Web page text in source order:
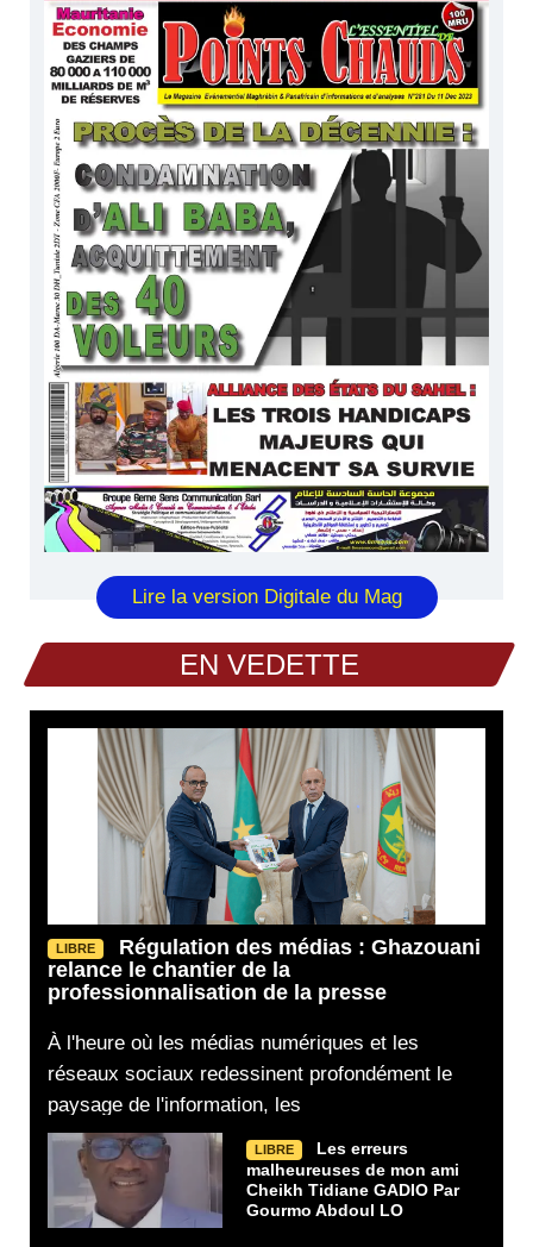
Lire la version Digitale du Mag
EN VEDETTE
LIBRE
Régulation des médias : Ghazouani
relance le chantier de la
professionnalisation de la presse
À l'heure où les médias numériques et les
réseaux sociaux redessinent profondément le
paysage de l'information, les
LIBRE
Les erreurs
malheureuses de mon ami
Cheikh Tidiane GADIO Par
Gourmo Abdoul LO